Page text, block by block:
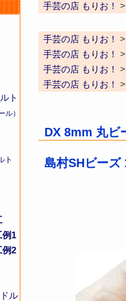
ト
ル）
ト
例1
例2
ル
手芸の店 もりお！ >
手芸の店 もりお！ >
手芸の店 もりお！ >
手芸の店 もりお！ >
手芸の店 もりお！ >
DX 8mm 丸ビ
島村SHビーズ